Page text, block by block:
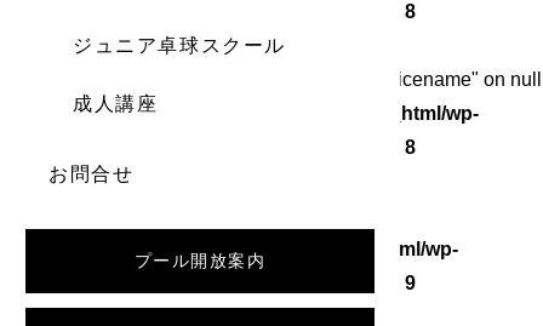
ジュニア卓球スクール
成人講座
お問合せ
プール開放案内
8
: Attempt to read property "category_nicename" on null
/home/wordstock/numasupo.com/public_html/wp-
8
/home/wordstock/numasupo.com/public_html/wp-
9